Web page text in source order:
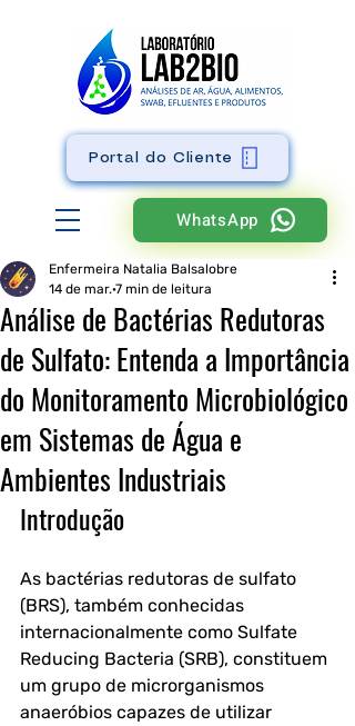
WhatsApp
Portal do Cliente
Análise de Bactérias Redutoras
de Sulfato: Entenda a Importância
do Monitoramento Microbiológico
em Sistemas de Água e
Ambientes Industriais
Enfermeira Natalia Balsalobre
14 de mar. 7 min de leitura
Introdução
As bactérias redutoras de sulfato
(BRS), também conhecidas
internacionalmente como Sulfate
Reducing Bacteria (SRB), constituem
um grupo de microrganismos
anaeróbios capazes de utilizar